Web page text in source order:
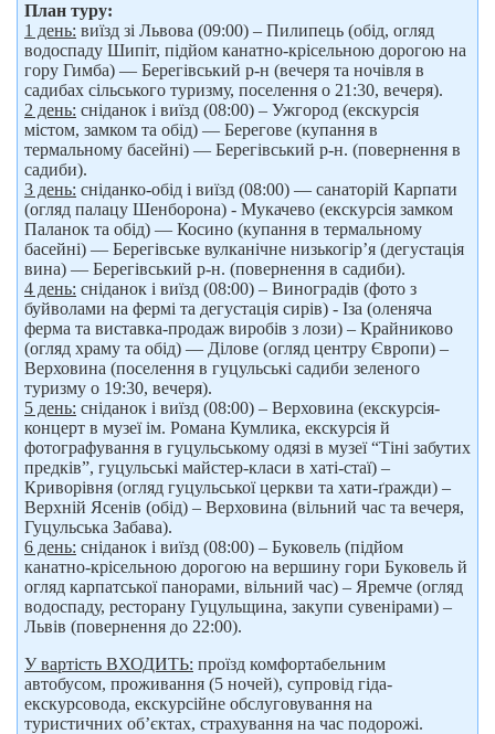
План туру:
1 день: виїзд зі Львова (09:00) – Пилипець (обід, огляд
водоспаду Шипіт, підйом канатно-крісельною дорогою на
гору Гимба) — Берегівський р-н (вечеря та ночівля в
садибах сільського туризму, поселення о 21:30, вечеря).
2 день: сніданок і виїзд (08:00) – Ужгород (екскурсія
містом, замком та обід) — Берегове (купання в
термальному басейні) — Берегівський р-н. (повернення в
садиби).
3 день: сніданко-обід і виїзд (08:00) — санаторій Карпати
(огляд палацу Шенборона) - Мукачево (екскурсія замком
Паланок та обід) — Косино (купання в термальному
басейні) — Берегівське вулканічне низькогір’я (дегустація
вина) — Берегівський р-н. (повернення в садиби).
4 день: сніданок і виїзд (08:00) – Виноградів (фото з
буйволами на фермі та дегустація сирів) - Іза (оленяча
ферма та виставка-продаж виробів з лози) – Крайниково
(огляд храму та обід) — Ділове (огляд центру Європи) –
Верховина (поселення в гуцульські садиби зеленого
туризму о 19:30, вечеря).
5 день: сніданок і виїзд (08:00) – Верховина (екскурсія-
концерт в музеї ім. Романа Кумлика, екскурсія й
фотографування в гуцульському одязі в музеї “Тіні забутих
предків”, гуцульські майстер-класи в хаті-стаї) –
Криворівня (огляд гуцульської церкви та хати-ґражди) –
Верхній Ясенів (обід) – Верховина (вільний час та вечеря,
Гуцульська Забава).
6 день: сніданок і виїзд (08:00) – Буковель (підйом
канатно-крісельною дорогою на вершину гори Буковель й
огляд карпатської панорами, вільний час) – Яремче (огляд
водоспаду, ресторану Гуцульщина, закупи сувенірами) –
Львів (повернення до 22:00).
У вартість ВХОДИТЬ: проїзд комфортабельним
автобусом, проживання (5 ночей), супровід гіда-
екскурсовода, екскурсійне обслуговування на
туристичних об’єктах, страхування на час подорожі.